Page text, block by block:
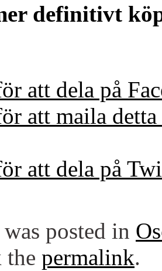
definitivt
att dela på
att maila
att dela på
posted in
the permalink.